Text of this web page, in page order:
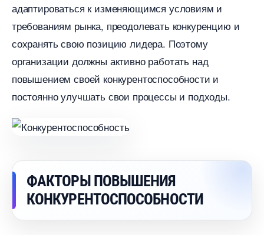
адаптироваться к изменяющимся условиям и
требованиям рынка, преодолевать конкуренцию и
сохранять свою позицию лидера.​ Поэтому
организации должны активно работать над
повышением своей конкурентоспособности и
постоянно улучшать свои процессы и подходы.​
ФАКТОРЫ ПОВЫШЕНИЯ
КОНКУРЕНТОСПОСОБНОСТИ